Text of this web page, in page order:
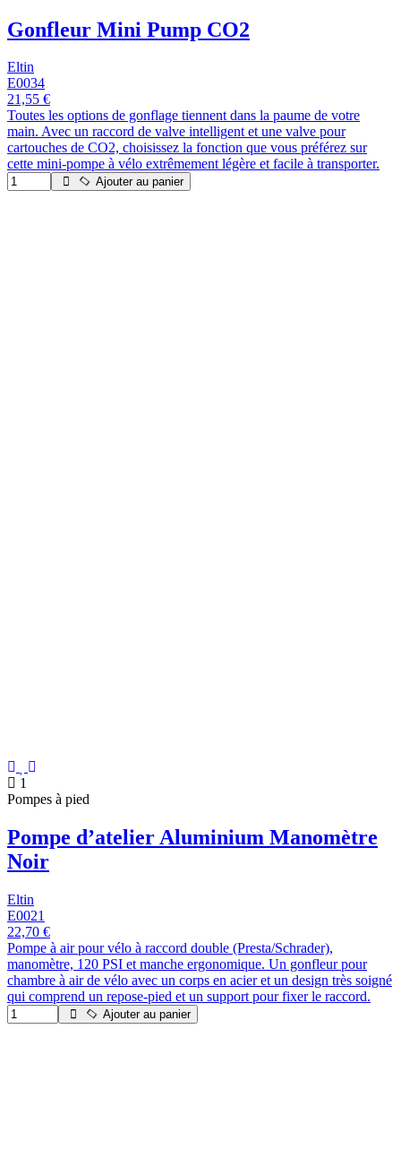
Gonfleur Mini Pump CO2
Eltin
E0034
21,55 €
Toutes les options de gonflage tiennent dans la paume de votre
main. Avec un raccord de valve intelligent et une valve pour
cartouches de CO2, choisissez la fonction que vous préférez sur
cette mini-pompe à vélo extrêmement légère et facile à transporter.
Ajouter au panier
1
Pompes à pied
Pompe d’atelier Aluminium Manomètre
Noir
Eltin
E0021
22,70 €
Pompe à air pour vélo à raccord double (Presta/Schrader),
manomètre, 120 PSI et manche ergonomique. Un gonfleur pour
chambre à air de vélo avec un corps en acier et un design très soigné
qui comprend un repose-pied et un support pour fixer le raccord.
Ajouter au panier